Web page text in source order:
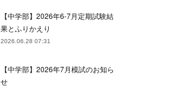
【中学部】2026年6-7月定期試験結
果とふりかえり
2026.06.28 07:31
【中学部】2026年7月模試のお知ら
せ